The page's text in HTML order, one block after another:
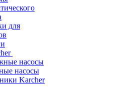
для
насосы
насосы
Karcher